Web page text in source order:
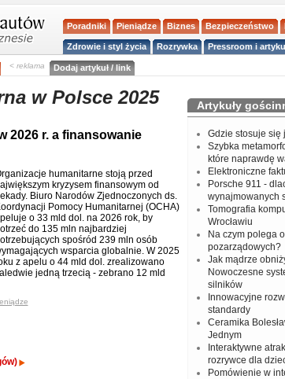
Poradniki Pieniądze Biznes Bezpieczeństwo
Zdrowie i styl życia Rozrywka Pressroom i
< reklama Dodaj artykuł / link
w Polsce 2025
2026 r. a finansowanie
humanitarne stoją przed
kryzysem finansowym od
Biuro Narodów Zjednoczonych ds.
Pomocy Humanitarnej (OCHA)
o 33 mld dol. na 2026 rok, by
do 135 mln najbardziej
spośród 239 mln osób
wsparcia globalnie. W 2025
z apelu o 44 mld dol. zrealizowano
jedną trzecią - zebrano 12 mld
Artykuły
Gdzie stosuje się
Szybka
które naprawdę
Elektroniczne
Porsche 911 -
wynajmowanych
Tomografia
Wrocławiu
Na czym polega
pozarządowych?
Jak mądrze
Nowoczesne
silników
Innowacyjne
standardy
Ceramika
Jednym
Interaktywne
rozrywce dla
Pomówienie w